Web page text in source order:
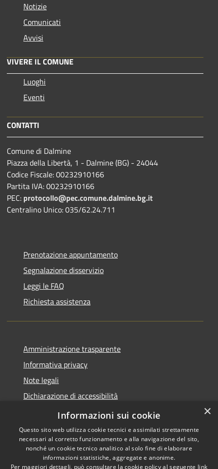
Notizie
Comunicati
Avvisi
VIVERE IL COMUNE
Luoghi
Eventi
CONTATTI
Comune di Dalmine
Piazza della Libertà, 1 - Dalmine (BG) - 24044
Codice Fiscale: 00232910166
Partita IVA: 00232910166
PEC: protocollo@pec.comune.dalmine.bg.it
Centralino Unico: 035/62.24.711
Prenotazione appuntamento
Segnalazione disservizio
Leggi le FAQ
Richiesta assistenza
Amministrazione trasparente
Informativa privacy
Note legali
Dichiarazione di accessibilità
Piano di miglioramento del sito
Copyright © 2026 • Comune di
×
Informazioni sui cookie
Questo sito web utilizza cookie tecnici e assimilati strettamente
necessari al corretto funzionamento e alla navigazione del sito,
nonché un cookie tecnico analitico al solo fine di elaborare
informazioni statistiche, aggregate e anonime.
Per maggiori dettagli, può consultare la cookie policy al seguente link